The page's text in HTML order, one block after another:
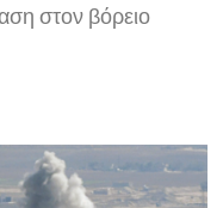
στον βόρειο